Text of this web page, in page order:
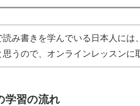
み書きを学んでいる日本人には
思うので、オンラインレッスンに
学習の流れ